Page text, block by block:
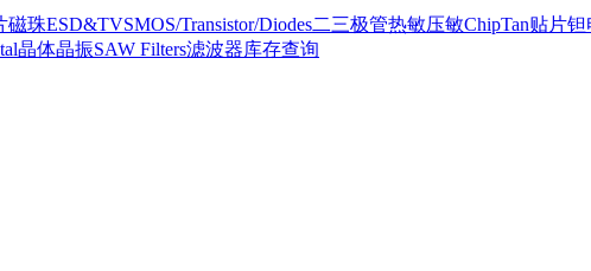
磁珠ESD&TVSMOS/Transistor/Diodes二三极管热敏压敏ChipTan贴片钽
晶体晶振SAW Filters滤波器库存查询